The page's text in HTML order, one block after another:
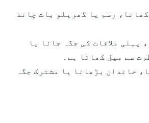
رسم یا گھریلو بات چاند
پہلی ملاقات کی جگہ جانا یا
سے میل کھاتا ہے۔
خاندان بڑھانا یا مشترک جگہ